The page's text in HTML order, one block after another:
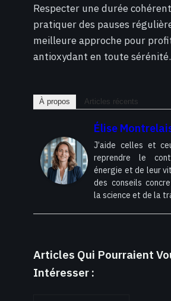
Respecter une durée
pratiquer des pauses
meilleure approche pour
antioxydant en toute sérénité.
À propos Articles récents
Élise
J’aide celles et
reprendre le
énergie et de leur
des conseils
la science et de la
Articles Qui Pourraient
Intéresser :